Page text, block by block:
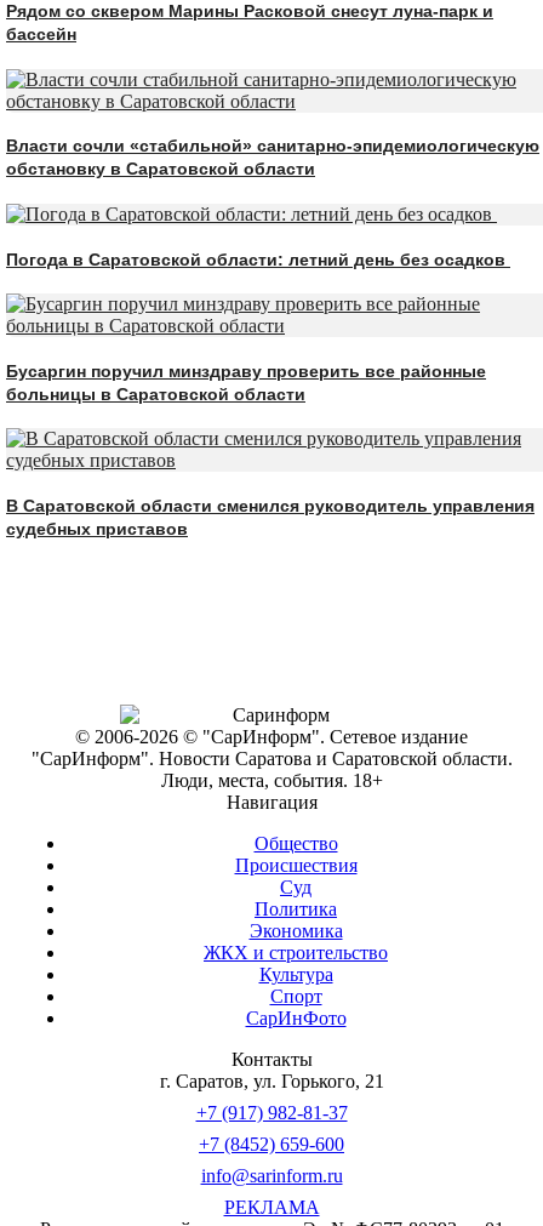
Рядом со сквером Марины Расковой снесут луна-парк и
бассейн
Власти сочли «стабильной» санитарно-эпидемиологическую
обстановку в Саратовской области
Погода в Саратовской области: летний день без осадков
Бусаргин поручил минздраву проверить все районные
больницы в Саратовской области
В Саратовской области сменился руководитель управления
судебных приставов
© 2006-2026 © "СарИнформ". Сетевое издание
"СарИнформ". Новости Саратова и Саратовской области.
Люди, места, события. 18+
Навигация
Общество
Происшествия
Суд
Политика
Экономика
ЖКХ и строительство
Культура
Спорт
СарИнФото
Контакты
г. Саратов, ул. Горького, 21
+7 (917) 982-81-37
+7 (8452) 659-600
info@sarinform.ru
РЕКЛАМА